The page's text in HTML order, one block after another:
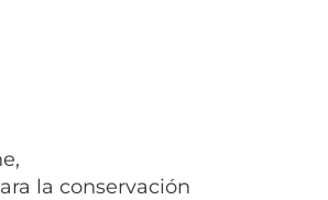
la conservación